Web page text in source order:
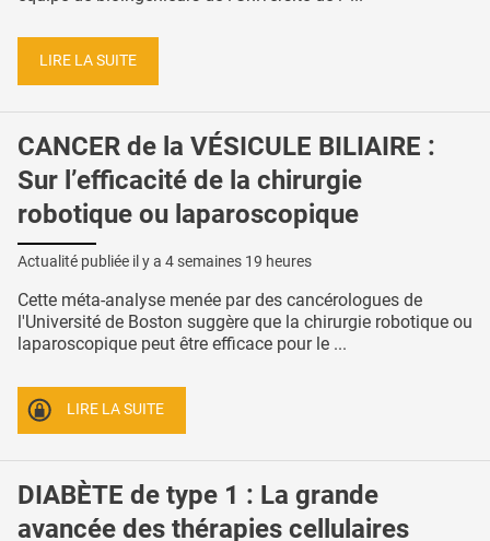
LIRE LA SUITE
CANCER de la VÉSICULE BILIAIRE :
Sur l’efficacité de la chirurgie
robotique ou laparoscopique
Actualité publiée il y a 4 semaines 19 heures
Cette méta-analyse menée par des cancérologues de
l'Université de Boston suggère que la chirurgie robotique ou
laparoscopique peut être efficace pour le ...
LIRE LA SUITE
DIABÈTE de type 1 : La grande
avancée des thérapies cellulaires